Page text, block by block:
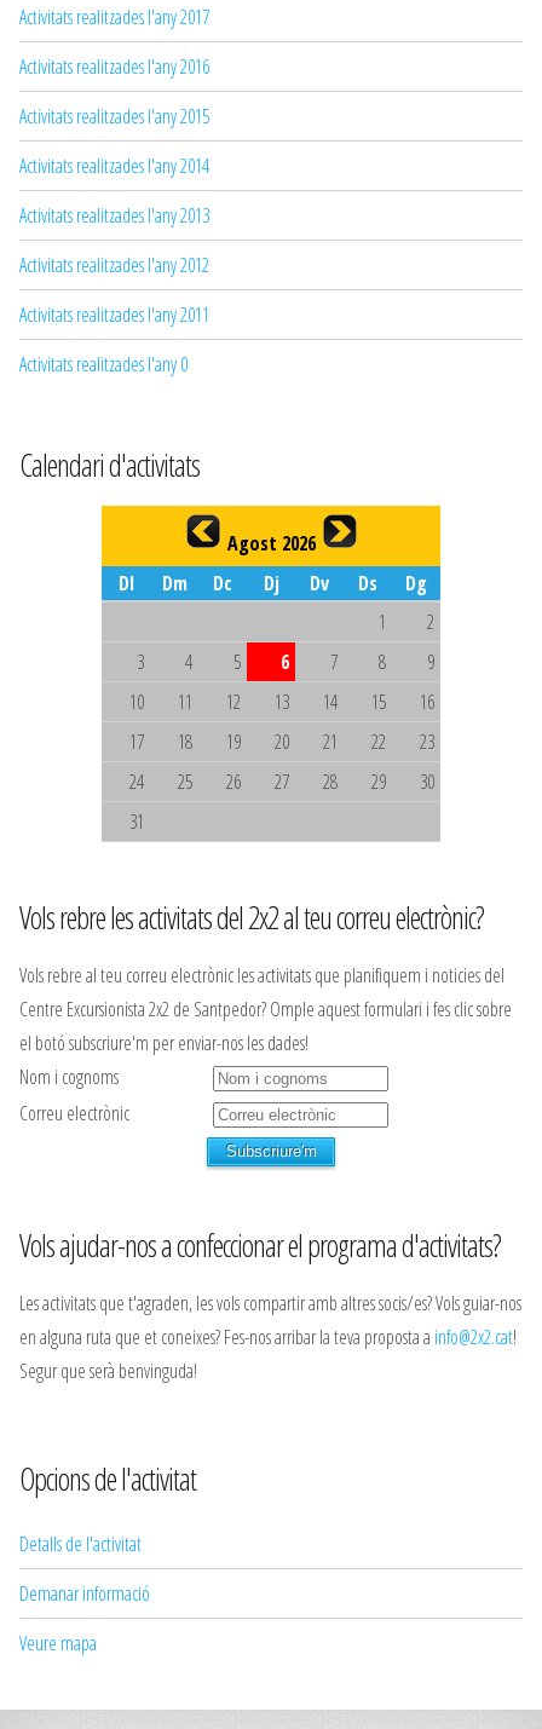
Activitats realitzades l'any 2017
Activitats realitzades l'any 2016
Activitats realitzades l'any 2015
Activitats realitzades l'any 2014
Activitats realitzades l'any 2013
Activitats realitzades l'any 2012
Activitats realitzades l'any 2011
Activitats realitzades l'any 0
Calendari d'activitats
Agost 2026
Dl
Dm Dc Dj Dv Ds
Dg
1
2
3
4 5 6 7 8
9
10
11 12 13 14 15
16
17
18 19 20 21 22
23
24
25 26 27 28 29
30
31
Vols rebre les activitats del 2x2 al teu correu electrònic?
Vols rebre al teu correu electrònic les activitats que planifiquem i noticies del
Centre Excursionista 2x2 de Santpedor? Omple aquest formulari i fes clic sobre
el botó subscriure'm per enviar-nos les dades!
Nom i cognoms
Correu electrònic
Vols ajudar-nos a confeccionar el programa d'activitats?
Les activitats que t'agraden, les vols compartir amb altres socis/es? Vols guiar-nos
en alguna ruta que et coneixes? Fes-nos arribar la teva proposta a info@2x2.cat!
Segur que serà benvinguda!
Opcions de l'activitat
Detalls de l'activitat
Demanar informació
Veure mapa